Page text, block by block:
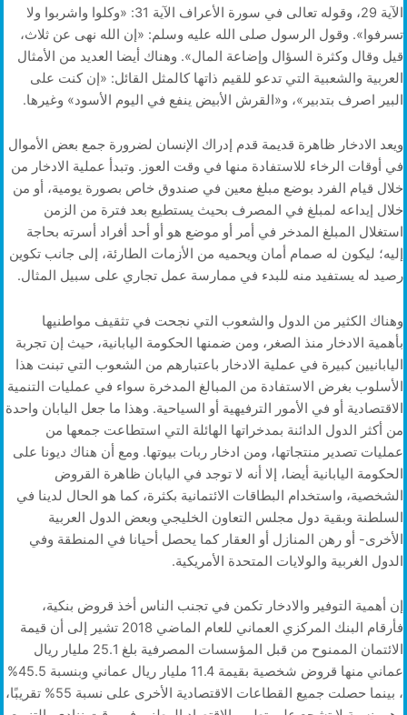
الآية 29، وقوله تعالى في سورة الأعراف الآية 31: «وكلوا واشربوا ولا
تسرفوا». وقول الرسول صلى الله عليه وسلم: «إن الله نهى عن ثلاث،
قيل وقال وكثرة السؤال وإضاعة المال». وهناك أيضا العديد من الأمثال
العربية والشعبية التي تدعو للقيم ذاتها كالمثل القائل: «إن كنت على
البير اصرف بتدبير»، و«القرش الأبيض ينفع في اليوم الأسود» وغيرها.
ويعد الادخار ظاهرة قديمة قدم إدراك الإنسان لضرورة جمع بعض الأموال
في أوقات الرخاء للاستفادة منها في وقت العوز. وتبدأ عملية الادخار من
خلال قيام الفرد بوضع مبلغ معين في صندوق خاص بصورة يومية، أو من
خلال إيداعه لمبلغ في المصرف بحيث يستطيع بعد فترة من الزمن
استغلال المبلغ المدخر في أمر أو موضع هو أو أحد أفراد أسرته بحاجة
إليه؛ ليكون له صمام أمان ويحميه من الأزمات الطارئة، إلى جانب تكوين
رصيد له يستفيد منه للبدء في ممارسة عمل تجاري على سبيل المثال.
وهناك الكثير من الدول والشعوب التي نجحت في تثقيف مواطنيها
بأهمية الادخار منذ الصغر، ومن ضمنها الحكومة اليابانية، حيث إن تجربة
اليابانيين كبيرة في عملية الادخار باعتبارهم من الشعوب التي تبنت هذا
الأسلوب بغرض الاستفادة من المبالغ المدخرة سواء في عمليات التنمية
الاقتصادية أو في الأمور الترفيهية أو السياحية. وهذا ما جعل اليابان واحدة
من أكثر الدول الدائنة بمدخراتها الهائلة التي استطاعت جمعها من
عمليات تصدير منتجاتها، ومن ادخار ربات بيوتها. ومع أن هناك ديونا على
الحكومة اليابانية أيضا، إلا أنه لا توجد في اليابان ظاهرة القروض
الشخصية، واستخدام البطاقات الائتمانية بكثرة، كما هو الحال لدينا في
السلطنة وبقية دول مجلس التعاون الخليجي وبعض الدول العربية
الأخرى- أو رهن المنازل أو العقار كما يحصل أحيانا في المنطقة وفي
الدول الغربية والولايات المتحدة الأمريكية.
إن أهمية التوفير والادخار تكمن في تجنب الناس أخذ قروض بنكية،
فأرقام البنك المركزي العماني للعام الماضي 2018 تشير إلى أن قيمة
الائتمان الممنوح من قبل المؤسسات المصرفية بلغ 25.1 مليار ريال
عماني منها قروض شخصية بقيمة 11.4 مليار ريال عماني وبنسبة 45.5%
، بينما حصلت جميع القطاعات الاقتصادية الأخرى على نسبة 55% تقريبًا،